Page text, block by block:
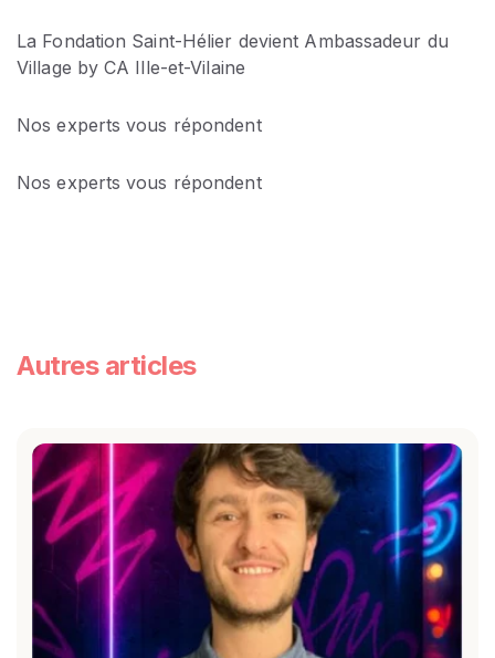
La Fondation Saint-Hélier devient Ambassadeur du
Village by CA Ille-et-Vilaine
Nos experts vous répondent
Nos experts vous répondent
Autres articles